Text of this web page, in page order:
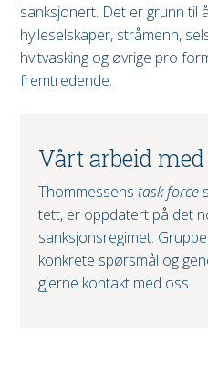
sanksjonert. Det er grunn til
hylleselskaper, stråmenn,
hvitvasking og øvrige pro
fremtredende.
Vårt arbeid
Thommessens task force
tett, er oppdatert på det
sanksjonsregimet.
konkrete spørsmål og
gjerne kontakt med oss.